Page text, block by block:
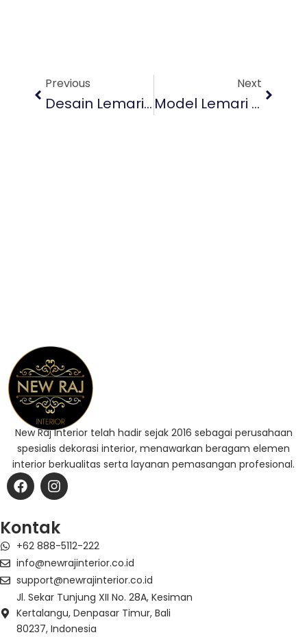
Previous
Desain Lemari Pakaian Ideal Sesuai Kebutuhan Dan Gaya Hidup
Next
Model Lemari Kekinian Untuk Tampilan Kamar Yang Lebih Stylish
New Raj Interior telah hadir sejak 2016 sebagai perusahaan
spesialis dekorasi interior, menawarkan beragam elemen
interior berkualitas serta layanan pemasangan profesional.
F
a
e
b
o
o
k
I
n
t
a
g
r
a
m
Kontak
+62 888-5112-222
info@newrajinterior.co.id
support@newrajinterior.co.id
Jl. Sekar Tunjung XII No. 28A, Kesiman
Kertalangu, Denpasar Timur, Bali
80237, Indonesia